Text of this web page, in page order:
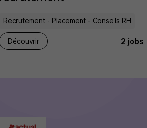
Recrutement - Placement - Conseils RH
Découvrir 2 jobs